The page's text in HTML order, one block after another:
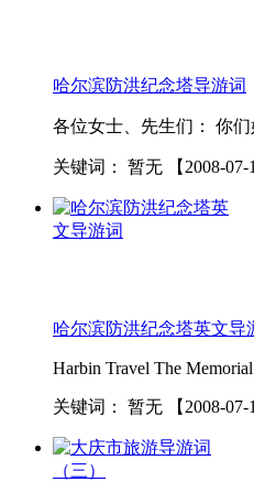
哈尔滨防洪纪念塔导游词
各位女士、先生们： 你
关键词： 暂无 【2008-07-
哈尔滨防洪纪念塔英文导
Harbin Travel The
关键词： 暂无 【2008-07-